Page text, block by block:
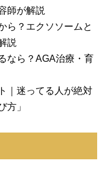
師が解説
ら？エクソソームと
説
なら？AGA治療・育
｜迷ってる人が絶対
方」